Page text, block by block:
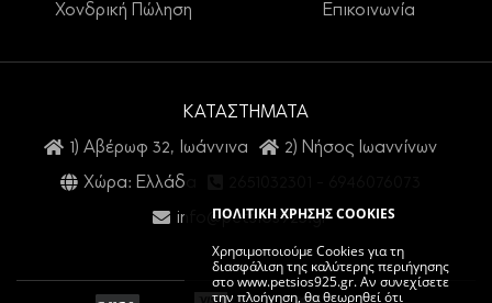
ΠΟΛΙΤΙΚΗ ΧΡΗΣΗΣ COOKIES
Χρησιμοποιούμε Cookies για τη
διασφάλιση της καλύτερης περιήγησης
στο www.petsios925.gr. Αν συνεχίσετε
την πλοήγηση, θα θεωρηθεί ότι
Χονδρική Πώληση
Επικοινωνία
ΚΑΤΑΣΤΗΜΑΤΑ
1) Αβέρωφ 32, Ιωάννινα
2) Νήσος Ιωαννίνων
Χώρα: Ελλάδα
info@petsios925.gr